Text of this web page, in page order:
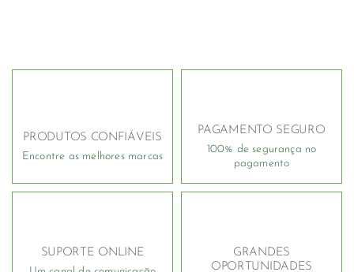
PRODUTOS CONFIÁVEIS
Encontre as melhores marcas
PAGAMENTO SEGURO
100% de segurança no
pagamento
SUPORTE ONLINE
GRANDES
OPORTUNIDADES